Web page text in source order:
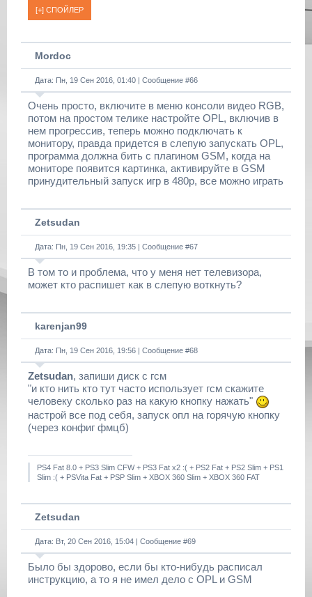
Mordoc
Дата: Пн, 19 Сен 2016, 01:40 | Сообщение #66
Очень просто, включите в меню консоли видео RGB,
потом на простом телике настройте OPL, включив в
нем прогрессив, теперь можно подключать к
монитору, правда придется в слепую запускать OPL,
программа должна бить с плагином GSM, когда на
мониторе появится картинка, активируйте в GSM
принудительный запуск игр в 480p, все можно играть
Zetsudan
Дата: Пн, 19 Сен 2016, 19:35 | Сообщение #67
В том то и проблема, что у меня нет телевизора,
может кто распишет как в слепую воткнуть?
karenjan99
Дата: Пн, 19 Сен 2016, 19:56 | Сообщение #68
Zetsudan, запиши диск с гсм
"и кто нить кто тут часто использует гсм скажите
человеку сколько раз на какую кнопку нажать"
настрой все под себя, запуск опл на горячую кнопку
(через конфиг фмцб)
PS4 Fat 8.0 + PS3 Slim CFW + PS3 Fat x2 :( + PS2 Fat + PS2 Slim + PS1
Slim :( + PSVita Fat + PSP Slim + XBOX 360 Slim + XBOX 360 FAT
Zetsudan
Дата: Вт, 20 Сен 2016, 15:04 | Сообщение #69
Было бы здорово, если бы кто-нибудь расписал
инструкцию, а то я не имел дело с OPL и GSM